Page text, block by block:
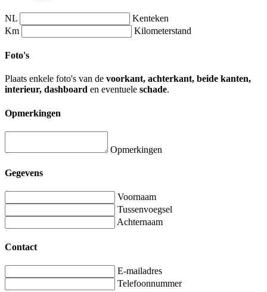
NL
Kenteken
Km
Kilometerstand
Foto's
Plaats enkele foto's van de voorkant, achterkant, beide kanten,
interieur, dashboard en eventuele schade.
Opmerkingen
Opmerkingen
Gegevens
Voornaam
Tussenvoegsel
Achternaam
Contact
E-mailadres
Telefoonnummer